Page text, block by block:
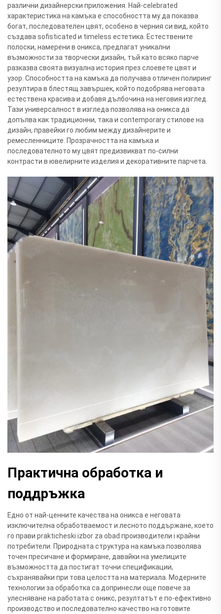
различни дизайнерски приложения. Най-celebrated
характеристика на камъка е способността му да показва
богат, последователен цвят, особено в черния си вид, който
създава sofisticated и timeless естетика. Естествените
полоски, намерени в оникса, предлагат уникални
възможности за творчески дизайн, тъй като всяко парче
разказва своята визуална история през слоевете цвят и
узор. Способността на камъка да получава отличен полиринг
резултира в блестящ завършек, който подобрява неговата
естествена красива и добавя дълбочина на неговия изглед.
Тази универсалност в изгледа позволява на оникса да
допълва как традиционни, така и contemporary стилове на
дизайн, правейки го любим между дизайнерите и
ремесленниците. Прозрачността на камъка и
последователното му цвят предизвикват по-силни
контрасти в ювелирните изделия и декоративните парчета.
Практична обработка и
поддръжка
Едно от най-ценните качества на оникса е неговата
изключителна обработваемост и лесното поддържане, което
го прави prakticheski izbor za obad производители i крайни
потребители. Природната структура на камъка позволява
точен пресичане и формиране, давайки на умелиците
възможността да постигат точни спецификации,
съхранявайки при това целостта на материалa. Модерните
технологии за обработка са допринесли още повече за
улесняване на работата с оникс, резултатът е по-ефективно
производство и последователно качество на готовите